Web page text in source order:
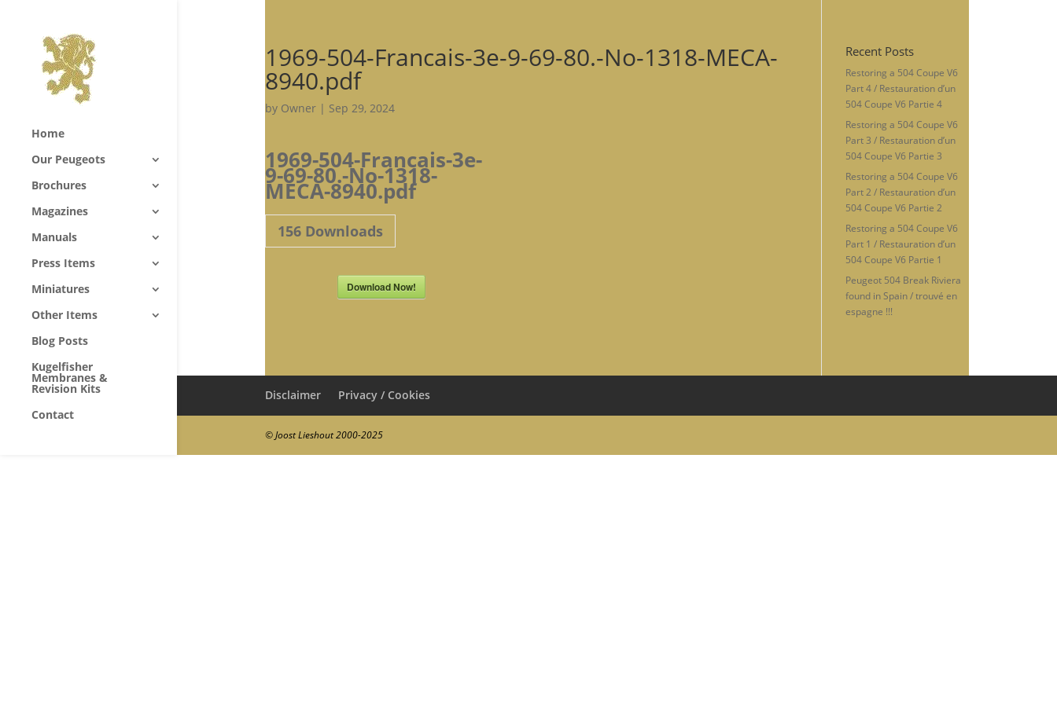
Home
Our Peugeots
Brochures
Magazines
Manuals
Press Items
Miniatures
Other Items
Blog Posts
Kugelfisher
Membranes &
Revision Kits
Contact
1969-504-Francais-3e-9-69-80.-No-1318-MECA-
8940.pdf
by Owner| Sep 29, 2024
1969-504-Francais-3e-
9-69-80.-No-1318-
MECA-8940.pdf
156Downloads
Download Now!
Recent Posts
Restoring a 504 Coupe V6
Part 4 / Restauration d’un
504 Coupe V6 Partie 4
Restoring a 504 Coupe V6
Part 3 / Restauration d’un
504 Coupe V6 Partie 3
Restoring a 504 Coupe V6
Part 2 / Restauration d’un
504 Coupe V6 Partie 2
Restoring a 504 Coupe V6
Part 1 / Restauration d’un
504 Coupe V6 Partie 1
Peugeot 504 Break Riviera
found in Spain / trouvé en
espagne !!!
Disclaimer Privacy / Cookies
© Joost Lieshout 2000-2025